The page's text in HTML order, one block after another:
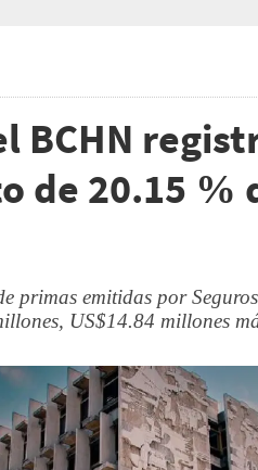
BCHN
de 20.15 %
primas emitidas por
US$14.84 millones